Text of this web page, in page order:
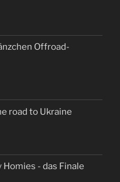
Offroad-
road to Ukraine
Homies - das Finale